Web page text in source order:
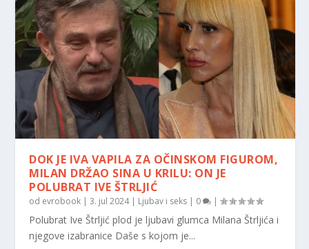
DOK JE IVA VAPILA ZA OČINSKOM FIGUROM,
MILAN DRŽAO SINA U KRILU: ON JE
POLUBRAT IVE ŠTRLJIĆ
od evrobook |3. jul 2024| Ljubav i seks | 0 |
Polubrat Ive Štrljić plod je ljubavi glumca Milana Štrljića i
njegove izabranice Daše s kojom je...